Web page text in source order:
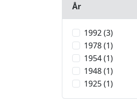
År
1992 (3)
1978 (1)
1954 (1)
1948 (1)
1925 (1)